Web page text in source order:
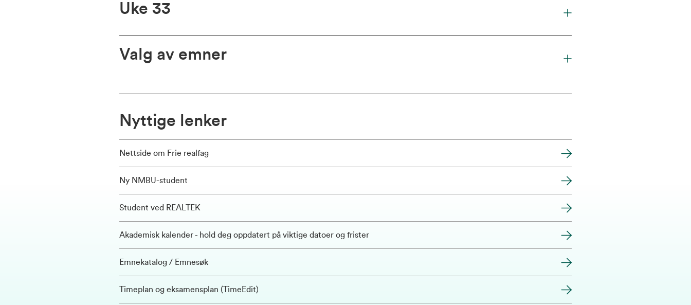
Uke 33
Valg av emner
Nyttige lenker
Nettside om Frie realfag
Ny NMBU-student
Student ved REALTEK
Akademisk kalender - hold deg oppdatert på viktige datoer og frister
Emnekatalog / Emnesøk
Timeplan og eksamensplan (TimeEdit)